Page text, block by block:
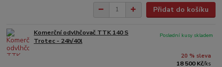
Přidat do košíku
Komerční odvlhčovač TTK 140 S
Trotec - 24h/40l
20 % sleva
18 500 Kč/ks
Poslední kusy skladem